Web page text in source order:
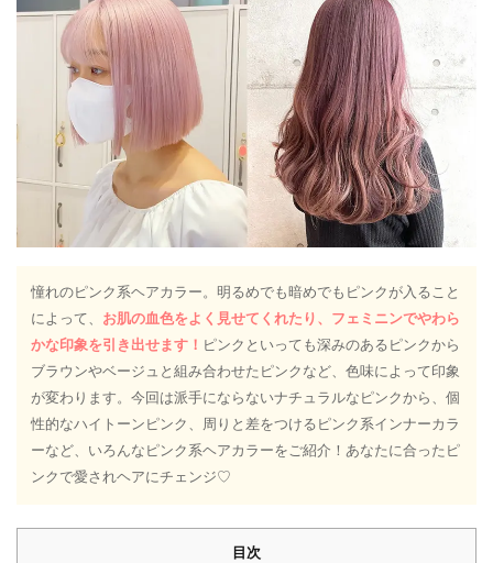
憧れのピンク系ヘアカラー。明るめでも暗めでもピンクが入ること
によって、
お肌の血色をよく見せてくれたり、フェミニンでやわら
かな印象を引き出せます！
ピンクといっても深みのあるピンクから
ブラウンやベージュと組み合わせたピンクなど、色味によって印象
が変わります。今回は派手にならないナチュラルなピンクから、個
性的なハイトーンピンク、周りと差をつけるピンク系インナーカラ
ーなど、いろんなピンク系ヘアカラーをご紹介！あなたに合ったピ
ンクで愛されヘアにチェンジ♡
目次